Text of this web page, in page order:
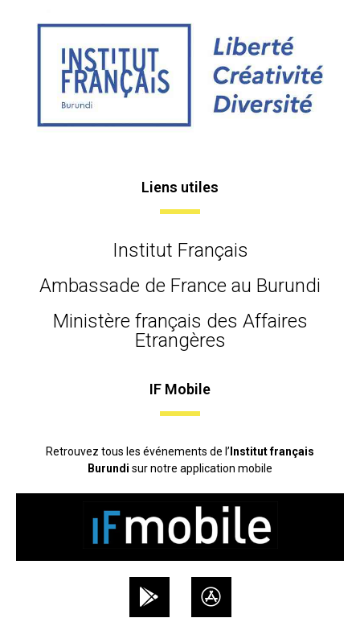
Liens utiles
Institut Français
Ambassade de France au Burundi
Ministère français des Affaires
Etrangères
IF Mobile
Retrouvez tous les événements de l’ Institut français
Burundi sur notre application mobile